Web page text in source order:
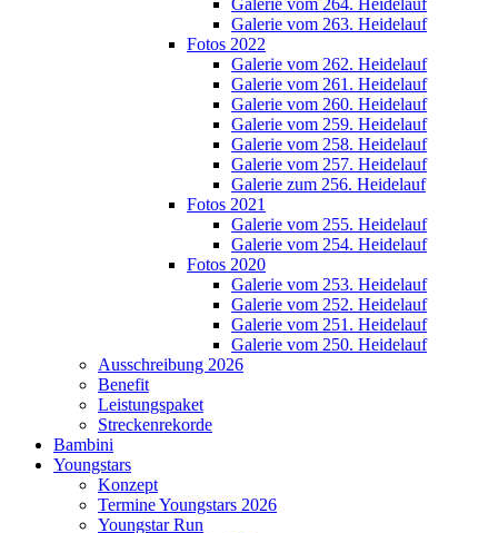
Galerie vom 263. Heidelauf
Fotos 2022
Galerie vom 262. Heidelauf
Galerie vom 261. Heidelauf
Galerie vom 260. Heidelauf
Galerie vom 259. Heidelauf
Galerie vom 258. Heidelauf
Galerie vom 257. Heidelauf
Galerie zum 256. Heidelauf
Fotos 2021
Galerie vom 255. Heidelauf
Galerie vom 254. Heidelauf
Fotos 2020
Galerie vom 253. Heidelauf
Galerie vom 252. Heidelauf
Galerie vom 251. Heidelauf
Galerie vom 250. Heidelauf
Ausschreibung 2026
Benefit
Leistungspaket
Streckenrekorde
Bambini
Youngstars
Konzept
Termine Youngstars 2026
Youngstar Run